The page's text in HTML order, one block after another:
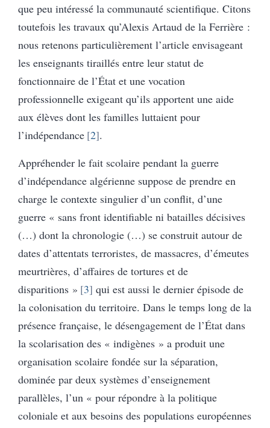
que peu intéressé la communauté scientifique. Citons
toutefois les travaux qu’Alexis Artaud de la Ferrière :
nous retenons particulièrement l’article envisageant
les enseignants tiraillés entre leur statut de
fonctionnaire de l’État et une vocation
professionnelle exigeant qu’ils apportent une aide
aux élèves dont les familles luttaient pour
l’indépendance 2 .
Appréhender le fait scolaire pendant la guerre
d’indépendance algérienne suppose de prendre en
charge le contexte singulier d’un conflit, d’une
guerre « sans front identifiable ni batailles décisives
(…) dont la chronologie (…) se construit autour de
dates d’attentats terroristes, de massacres, d’émeutes
meurtrières, d’affaires de tortures et de
disparitions » 3 qui est aussi le dernier épisode de
la colonisation du territoire. Dans le temps long de la
présence française, le désengagement de l’État dans
la scolarisation des « indigènes » a produit une
organisation scolaire fondée sur la séparation,
dominée par deux systèmes d’enseignement
parallèles, l’un « pour répondre à la politique
coloniale et aux besoins des populations européennes